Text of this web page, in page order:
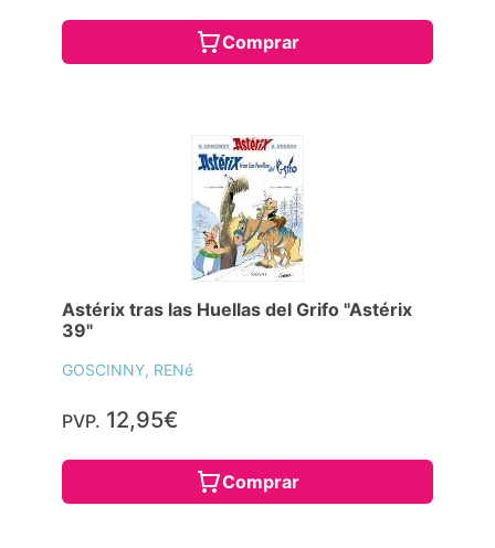
Comprar
Astérix tras las Huellas del Grifo "Astérix
39"
GOSCINNY, RENé
PVP. 12,95€
Comprar